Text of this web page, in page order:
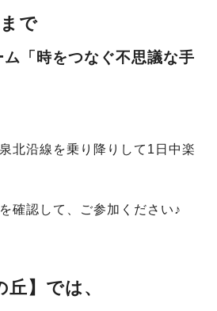
で
ム「時をつなぐ不思議な手
北沿線を乗り降りして1日中楽
確認して、ご参加ください♪
丘】では、